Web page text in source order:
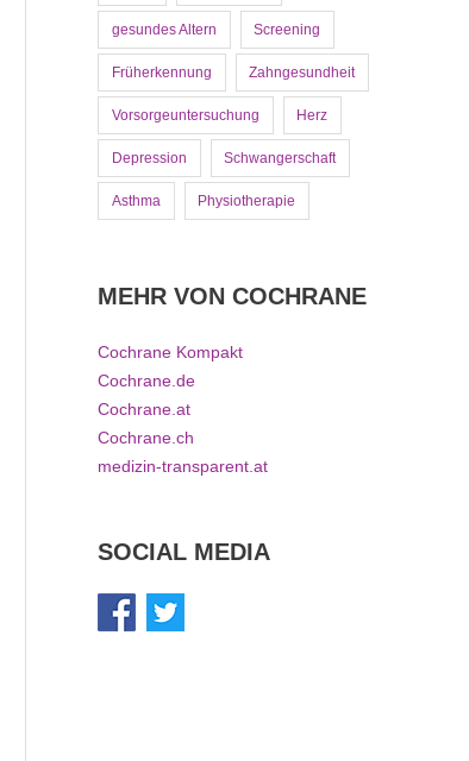
gesundes Altern Screening
Früherkennung Zahngesundheit
Vorsorgeuntersuchung Herz
Depression Schwangerschaft
Asthma Physiotherapie
MEHR VON COCHRANE
Cochrane Kompakt
Cochrane.de
Cochrane.at
Cochrane.ch
medizin-transparent.at
SOCIAL MEDIA